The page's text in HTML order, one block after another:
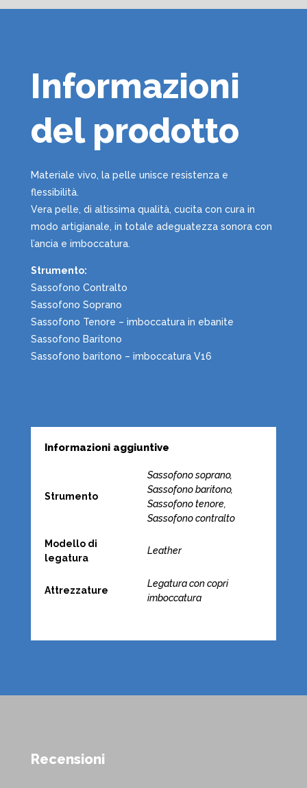
Informazioni
del prodotto
Materiale vivo, la pelle unisce resistenza e
flessibilità.
Vera pelle, di altissima qualità, cucita con cura in
modo artigianale, in totale adeguatezza sonora con
l’ancia e imboccatura.
Strumento:
Sassofono Contralto
Sassofono Soprano
Sassofono Tenore – imboccatura in ebanite
Sassofono Baritono
Sassofono baritono – imboccatura V16
Informazioni aggiuntive
Strumento
Sassofono soprano,
Sassofono baritono,
Sassofono tenore,
Sassofono contralto
Modello di
legatura
Leather
Attrezzature
Legatura con copri
imboccatura
Recensioni